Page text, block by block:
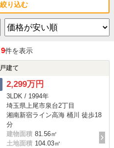
り込む
件を表示
建て
2,299万円
3LDK / 1994年
埼玉県上尾市泉台2丁目
湘南新宿ライン高海 桶川 徒歩18
分
建物面積 81.56㎡
土地面積 104.03㎡